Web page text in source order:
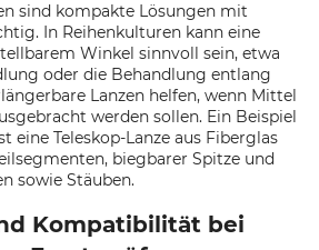
sind kompakte Lösungen mit
In Reihenkulturen kann eine
Winkel sinnvoll sein, etwa
oder die Behandlung entlang
Lanzen helfen, wenn Mittel
werden sollen. Ein Beispiel
eine Teleskop-Lanze aus Fiberglas
biegbarer Spitze und
sowie Stäuben.
Kompatibilität bei